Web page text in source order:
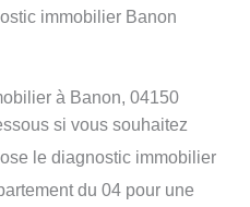
immobilier Banon
à Banon, 04150
si vous souhaitez
le diagnostic immobilier
du 04 pour une